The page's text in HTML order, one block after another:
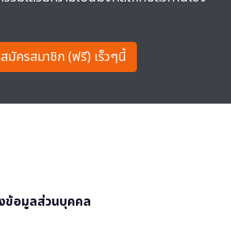
มัครสมาชิก (ฟรี) เร็วๆนี้
ข้อมูลส่วนบุคคล